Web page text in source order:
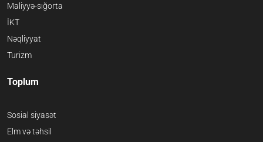
Maliyyə-sığorta
İKT
Nəqliyyat
Turizm
Toplum
Sosial siyasət
Elm və təhsil